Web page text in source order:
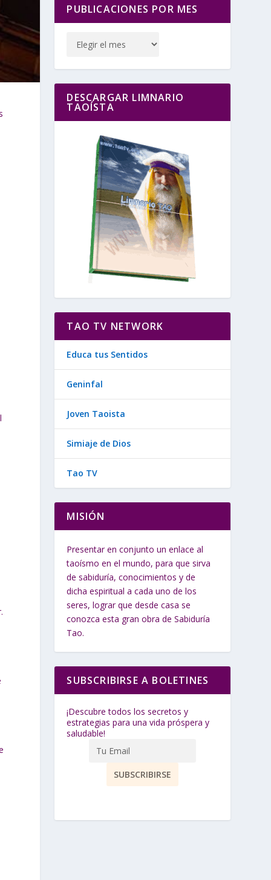
PUBLICACIONES POR MES
DESCARGAR LIMNARIO
TAOÍSTA
TAO TV NETWORK
Educa tus Sentidos
Geninfal
Joven Taoista
Simiaje de Dios
Tao TV
MISIÓN
Presentar en conjunto un enlace al
taoísmo en el mundo, para que sirva
de sabiduría, conocimientos y de
dicha espiritual a cada uno de los
seres, lograr que desde casa se
conozca esta gran obra de Sabiduría
Tao.
SUBSCRIBIRSE A BOLETINES
¡Descubre todos los secretos y
estrategias para una vida próspera y
saludable!